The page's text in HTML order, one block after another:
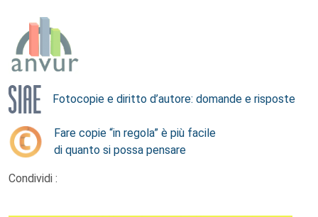
Fotocopie e diritto d’autore: domande e risposte
Fare copie “in regola” è più facile
di quanto si possa pensare
Condividi :